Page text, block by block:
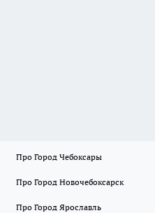
Про Город Чебоксары
Про Город Новочебоксарск
Про Город Ярославль